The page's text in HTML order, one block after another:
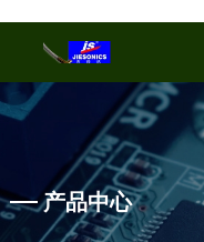
产品中心
产品中心